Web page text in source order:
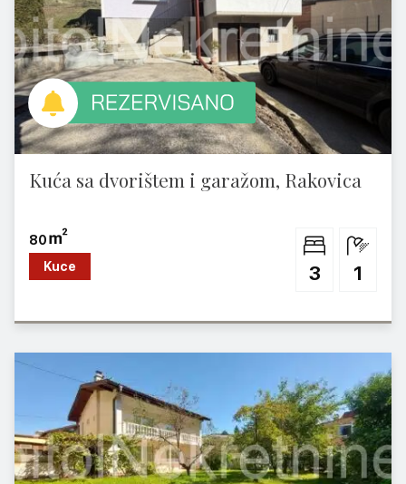
Kuća sa dvorištem i garažom, Rakovica
Kuce
80
3 1